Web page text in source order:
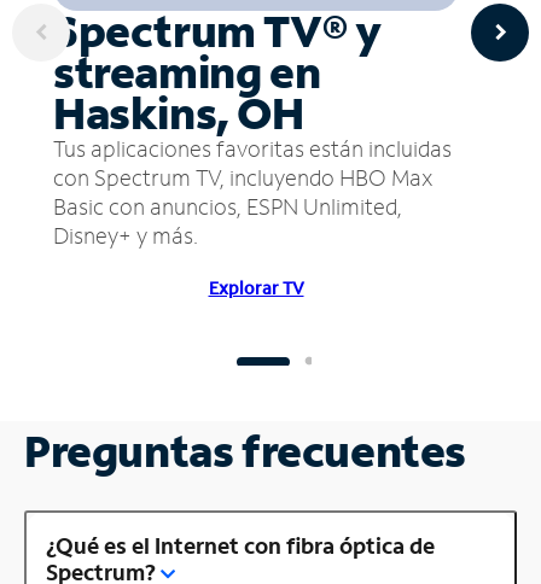
Spectrum TV® y
streaming en
Haskins, OH
Tus aplicaciones favoritas están incluidas
con Spectrum TV, incluyendo HBO Max
Basic con anuncios, ESPN Unlimited,
Disney+ y más.
Explorar TV
Preguntas frecuentes
¿Qué es el Internet con fibra óptica de
Spectrum?